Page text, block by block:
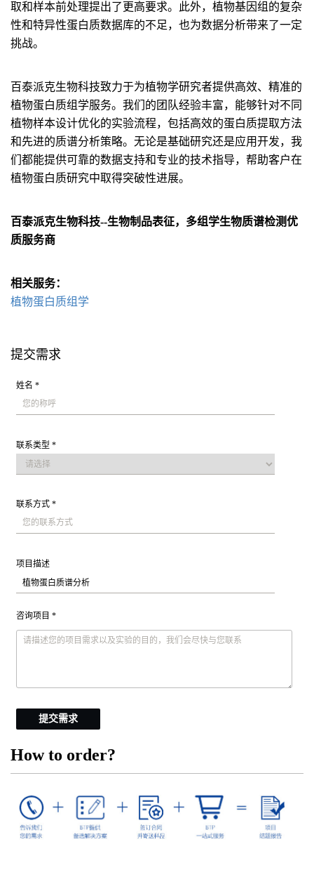
取和样本前处理提出了更高要求。此外，植物基因组的复杂
性和特异性蛋白质数据库的不足，也为数据分析带来了一定
挑战。
百泰派克生物科技致力于为植物学研究者提供高效、精准的
植物蛋白质组学服务。我们的团队经验丰富，能够针对不同
植物样本设计优化的实验流程，包括高效的蛋白质提取方法
和先进的质谱分析策略。无论是基础研究还是应用开发，我
们都能提供可靠的数据支持和专业的技术指导，帮助客户在
植物蛋白质研究中取得突破性进展。
百泰派克生物科技--生物制品表征，多组学生物质谱检测优
质服务商
相关服务：
植物蛋白质组学
提交需求
姓名 *
联系类型 *
联系方式 *
项目描述
咨询项目 *
提交需求
How to order?